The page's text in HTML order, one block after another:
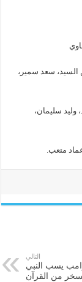
سعد سمير،
سليمان،
متعب.
التالي
يسب النبي
من القرآن